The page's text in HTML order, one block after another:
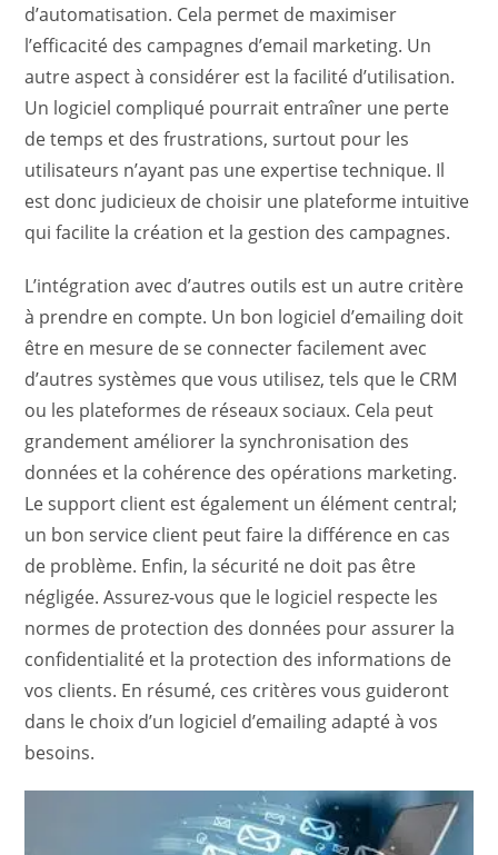
d’automatisation. Cela permet de maximiser
l’efficacité des campagnes d’email marketing. Un
autre aspect à considérer est la facilité d’utilisation.
Un logiciel compliqué pourrait entraîner une perte
de temps et des frustrations, surtout pour les
utilisateurs n’ayant pas une expertise technique. Il
est donc judicieux de choisir une plateforme intuitive
qui facilite la création et la gestion des campagnes.
L’intégration avec d’autres outils est un autre critère
à prendre en compte. Un bon logiciel d’emailing doit
être en mesure de se connecter facilement avec
d’autres systèmes que vous utilisez, tels que le CRM
ou les plateformes de réseaux sociaux. Cela peut
grandement améliorer la synchronisation des
données et la cohérence des opérations marketing.
Le support client est également un élément central;
un bon service client peut faire la différence en cas
de problème. Enfin, la sécurité ne doit pas être
négligée. Assurez-vous que le logiciel respecte les
normes de protection des données pour assurer la
confidentialité et la protection des informations de
vos clients. En résumé, ces critères vous guideront
dans le choix d’un logiciel d’emailing adapté à vos
besoins.